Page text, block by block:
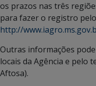
os prazos nas três
para fazer o registro
http://
Outras informações
locais da Agência e pelo
Aftosa).